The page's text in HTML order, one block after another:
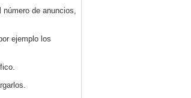
de anuncios,
ejemplo los